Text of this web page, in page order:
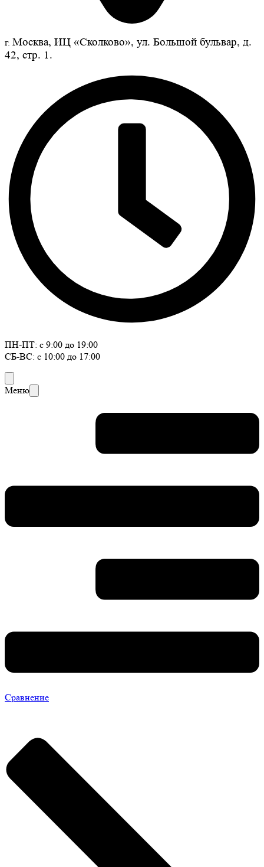
г. Москва, ИЦ «Сколково», ул. Большой бульвар, д.
42, стр. 1.
ПН-ПТ: с 9:00 до 19:00
СБ-ВС: с 10:00 до 17:00
Меню
Сравнение